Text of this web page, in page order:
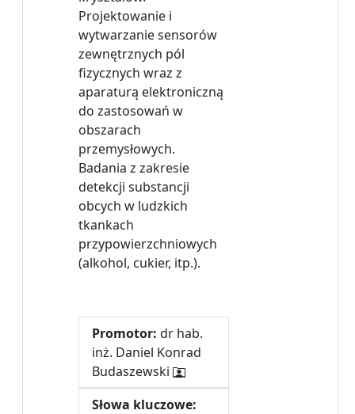
Projektowanie i
wytwarzanie sensorów
zewnętrznych pól
fizycznych wraz z
aparaturą elektroniczną
do zastosowań w
obszarach
przemysłowych.
Badania z zakresie
detekcji substancji
obcych w ludzkich
tkankach
przypowierzchniowych
(alkohol, cukier, itp.).
Promotor: dr hab.
inż. Daniel Konrad
Budaszewski
Słowa kluczowe: